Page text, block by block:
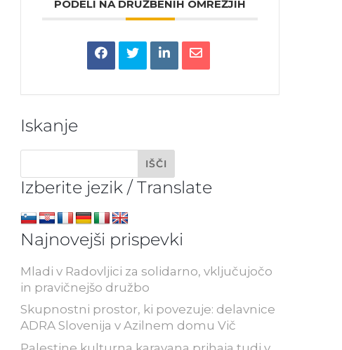
PODELI NA DRUŽBENIH OMREŽJIH
Iskanje
Izberite jezik / Translate
Najnovejši prispevki
Mladi v Radovljici za solidarno, vključujočo
in pravičnejšo družbo
Skupnostni prostor, ki povezuje: delavnice
ADRA Slovenija v Azilnem domu Vič